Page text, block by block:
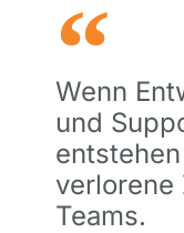
Wenn
und
Teams.